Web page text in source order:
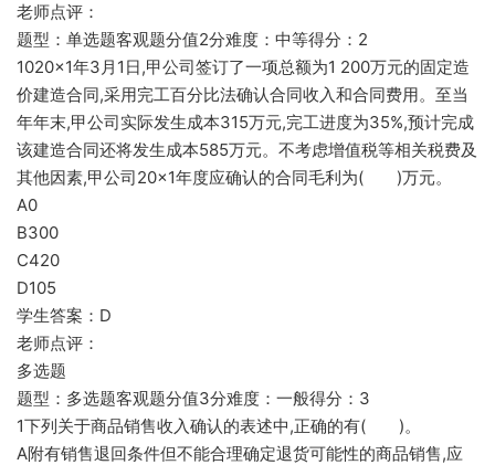
老师点评：
题型：单选题客观题分值2分难度：中等得分：2
1020×1年3月1日,甲公司签订了一项总额为1 200万元的固定造
价建造合同,采用完工百分比法确认合同收入和合同费用。至当
年年末,甲公司实际发生成本315万元,完工进度为35%,预计完成
该建造合同还将发生成本585万元。不考虑增值税等相关税费及
其他因素,甲公司20×1年度应确认的合同毛利为( )万元。
A0
B300
C420
D105
学生答案：D
老师点评：
多选题
题型：多选题客观题分值3分难度：一般得分：3
1下列关于商品销售收入确认的表述中,正确的有( )。
A附有销售退回条件但不能合理确定退货可能性的商品销售,应